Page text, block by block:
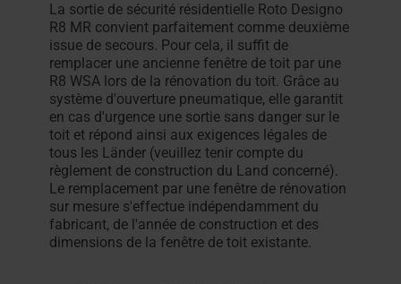
La sortie de sécurité résidentielle Roto Designo
R8 MR convient parfaitement comme deuxième
issue de secours. Pour cela, il suffit de
remplacer une ancienne fenêtre de toit par une
R8 WSA lors de la rénovation du toit. Grâce au
système d'ouverture pneumatique, elle garantit
en cas d'urgence une sortie sans danger sur le
toit et répond ainsi aux exigences légales de
tous les Länder (veuillez tenir compte du
règlement de construction du Land concerné).
Le remplacement par une fenêtre de rénovation
sur mesure s'effectue indépendamment du
fabricant, de l'année de construction et des
dimensions de la fenêtre de toit existante.